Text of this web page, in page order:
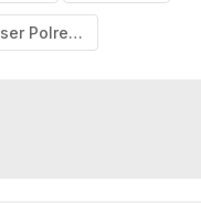
Tim Buser Polres Bulukumba